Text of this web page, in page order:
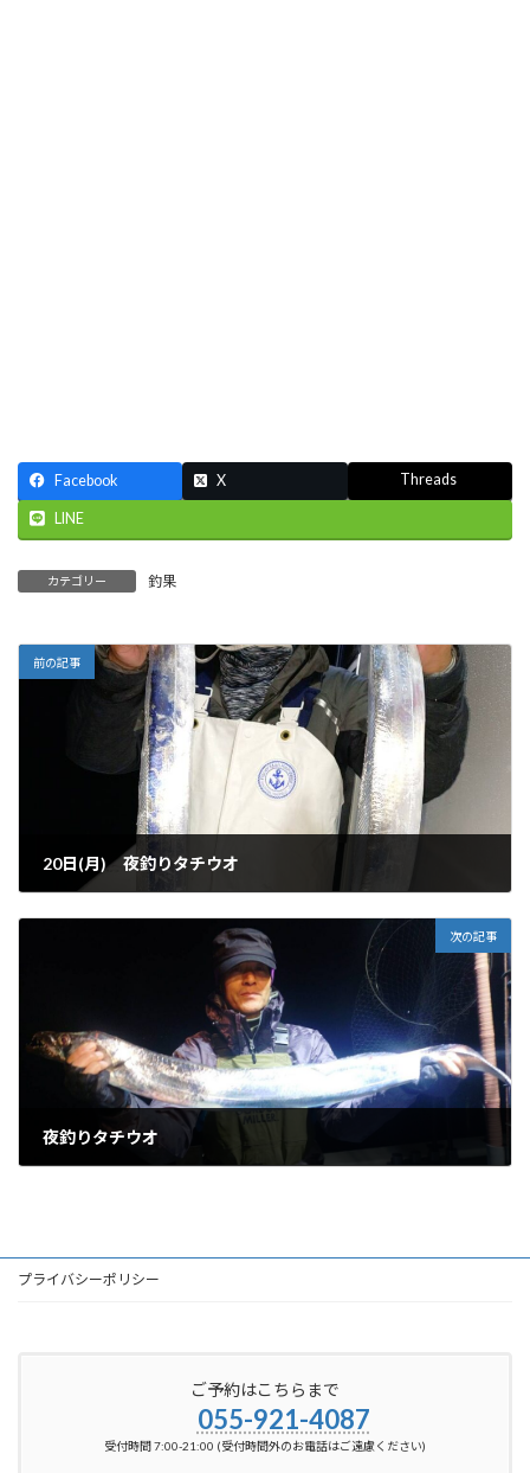
Facebook X Threads
LINE
カテゴリー 釣果
前の記事
20日(月) 夜釣りタチウオ
次の記事
夜釣りタチウオ
プライバシーポリシー
ご予約はこちらまで
055-921-4087
受付時間 7:00-21:00 (受付時間外のお電話はご遠慮ください)